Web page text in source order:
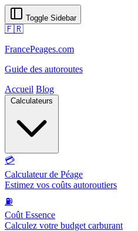
Toggle Sidebar
🇫🇷
FrancePeages.com
Guide des autoroutes
Accueil Blog
Calculateurs
💳
Calculateur de Péage
Estimez vos coûts autoroutiers
⛽
Coût Essence
Calculez votre budget carburant